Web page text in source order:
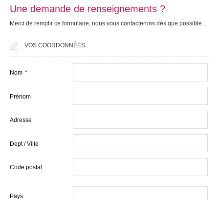
Nos offres
Une demande de renseignements ?
Merci de remplir ce formulaire, nous vous contacterons dès que possible...
VOS COORDONNÉES
Nom *
Prénom
Adresse
Dept / Ville
Code postal
Pays